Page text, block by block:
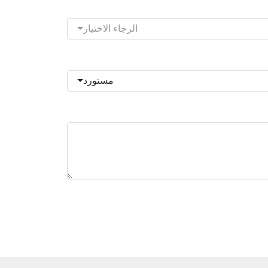
الرجاء الاختيار
مستورد